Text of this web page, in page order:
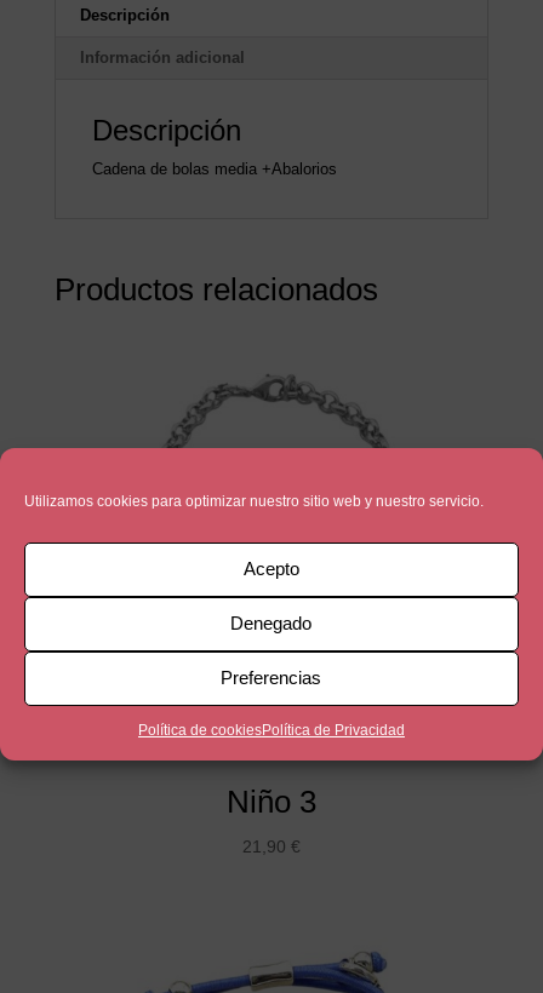
Utilizamos cookies para optimizar nuestro sitio web y nuestro servicio.
Acepto
Denegado
Preferencias
Política de cookiesPolítica de Privacidad
Descripción
Información adicional
Descripción
Cadena de bolas media +Abalorios
Productos relacionados
Niño 3
21,90 €